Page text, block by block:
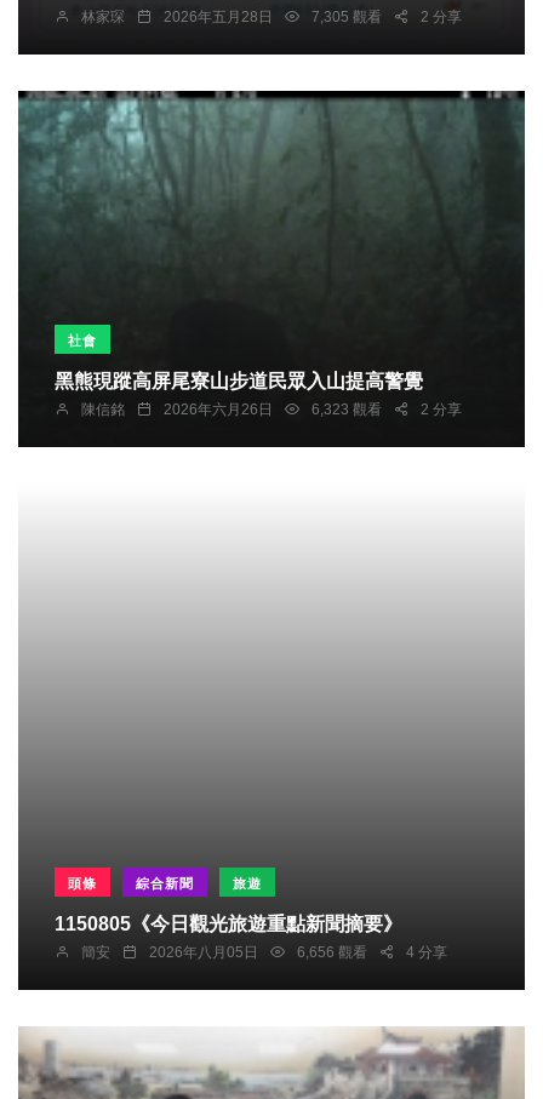
林家琛 2026年五月28日 7,305 觀看 2 分享
社會
黑熊現蹤高屏尾寮山步道民眾入山提高警覺
陳信銘 2026年六月26日 6,323 觀看 2 分享
頭條 綜合新聞 旅遊
1150805《今日觀光旅遊重點新聞摘要》
簡安 2026年八月05日 6,656 觀看 4 分享